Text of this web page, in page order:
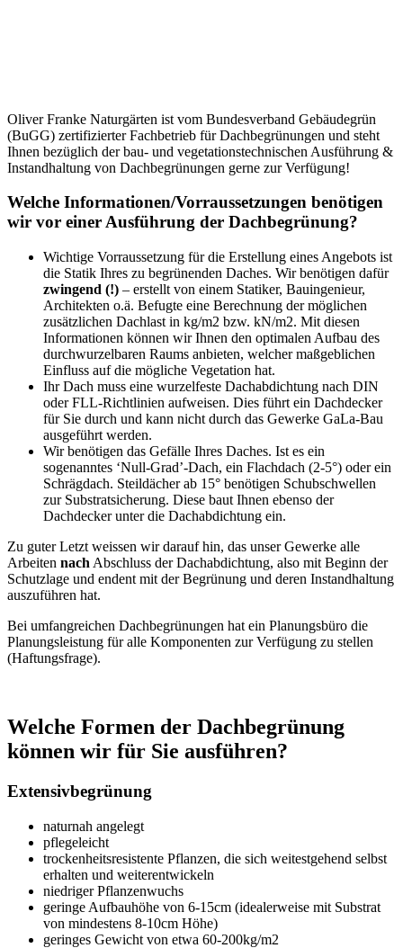
Oliver Franke Naturgärten ist vom Bundesverband Gebäudegrün
(BuGG) zertifizierter Fachbetrieb für Dachbegrünungen und steht
Ihnen bezüglich der bau- und vegetationstechnischen Ausführung &
Instandhaltung von Dachbegrünungen gerne zur Verfügung!
Welche Informationen/Vorraussetzungen benötigen
wir vor einer Ausführung der Dachbegrünung?
Wichtige Vorraussetzung für die Erstellung eines Angebots ist
die Statik Ihres zu begrünenden Daches. Wir benötigen dafür
zwingend (!) – erstellt von einem Statiker, Bauingenieur,
Architekten o.ä. Befugte eine Berechnung der möglichen
zusätzlichen Dachlast in kg/m2 bzw. kN/m2. Mit diesen
Informationen können wir Ihnen den optimalen Aufbau des
durchwurzelbaren Raums anbieten, welcher maßgeblichen
Einfluss auf die mögliche Vegetation hat.
Ihr Dach muss eine wurzelfeste Dachabdichtung nach DIN
oder FLL-Richtlinien aufweisen. Dies führt ein Dachdecker
für Sie durch und kann nicht durch das Gewerke GaLa-Bau
ausgeführt werden.
Wir benötigen das Gefälle Ihres Daches. Ist es ein
sogenanntes ‘Null-Grad’-Dach, ein Flachdach (2-5°) oder ein
Schrägdach. Steildächer ab 15° benötigen Schubschwellen
zur Substratsicherung. Diese baut Ihnen ebenso der
Dachdecker unter die Dachabdichtung ein.
Zu guter Letzt weissen wir darauf hin, das unser Gewerke alle
Arbeiten nach Abschluss der Dachabdichtung, also mit Beginn der
Schutzlage und endent mit der Begrünung und deren Instandhaltung
auszuführen hat.
Bei umfangreichen Dachbegrünungen hat ein Planungsbüro die
Planungsleistung für alle Komponenten zur Verfügung zu stellen
(Haftungsfrage).
Welche Formen der Dachbegrünung
können wir für Sie ausführen?
Extensivbegrünung
naturnah angelegt
pflegeleicht
trockenheitsresistente Pflanzen, die sich weitestgehend selbst
erhalten und weiterentwickeln
niedriger Pflanzenwuchs
geringe Aufbauhöhe von 6-15cm (idealerweise mit Substrat
von mindestens 8-10cm Höhe)
geringes Gewicht von etwa 60-200kg/m2